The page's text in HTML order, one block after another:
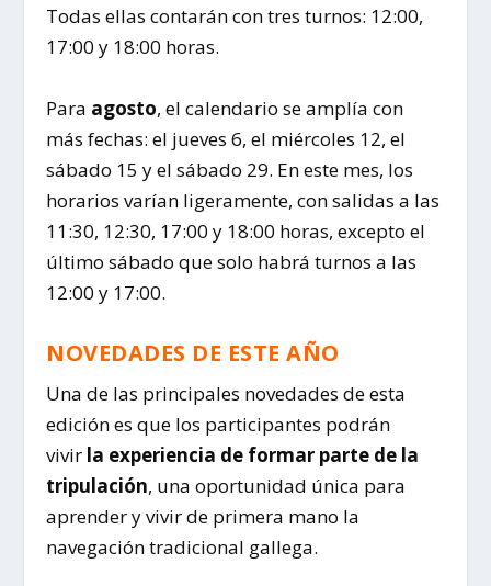
Todas ellas contarán con tres turnos: 12:00,
17:00 y 18:00 horas.
Para agosto, el calendario se amplía con
más fechas: el jueves 6, el miércoles 12, el
sábado 15 y el sábado 29. En este mes, los
horarios varían ligeramente, con salidas a las
11:30, 12:30, 17:00 y 18:00 horas, excepto el
último sábado que solo habrá turnos a las
12:00 y 17:00.
NOVEDADES DE ESTE AÑO
Una de las principales novedades de esta
edición es que los participantes podrán
vivir la experiencia de formar parte de la
tripulación, una oportunidad única para
aprender y vivir de primera mano la
navegación tradicional gallega.